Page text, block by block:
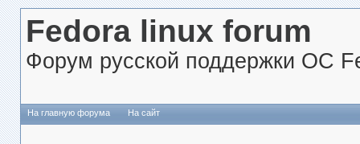
Fedora linux forum
Форум русской поддержки ОС
На главную форума На сайт